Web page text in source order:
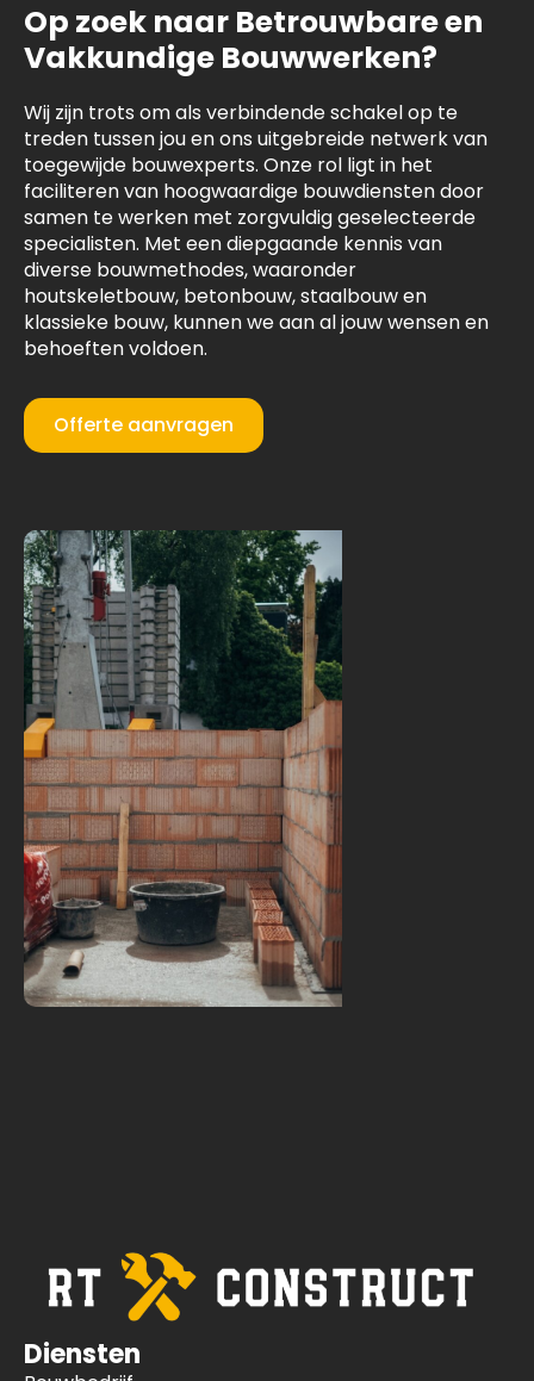
Op zoek naar Betrouwbare en
Vakkundige Bouwwerken?
Wij zijn trots om als verbindende schakel op te
treden tussen jou en ons uitgebreide netwerk van
toegewijde bouwexperts. Onze rol ligt in het
faciliteren van hoogwaardige bouwdiensten door
samen te werken met zorgvuldig geselecteerde
specialisten. Met een diepgaande kennis van
diverse bouwmethodes, waaronder
houtskeletbouw, betonbouw, staalbouw en
klassieke bouw, kunnen we aan al jouw wensen en
behoeften voldoen.
Offerte aanvragen
Diensten